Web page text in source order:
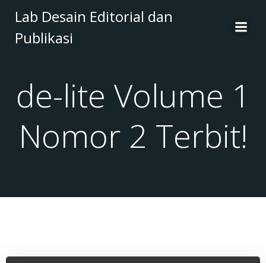
to
Lab Desain Editorial dan
Publikasi
de-lite Volume 1
Nomor 2 Terbit!